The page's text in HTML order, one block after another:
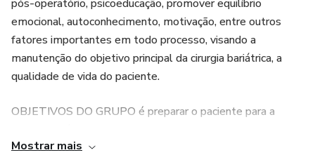
pós-operatório, psicoeducação, promover equilíbrio
emocional, autoconhecimento, motivação, entre outros
fatores importantes em todo processo, visando a
manutenção do objetivo principal da cirurgia bariátrica, a
qualidade de vida do paciente.
OBJETIVOS DO GRUPO é preparar o paciente para a
Mostrar mais